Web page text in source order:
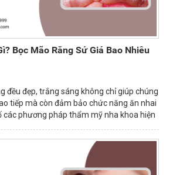
Bọc Mão Răng Sứ Giá Bao Nhiêu
đều đẹp, trắng sáng không chỉ giúp chúng
tiếp mà còn đảm bảo chức năng ăn nhai
các phương pháp thẩm mỹ nha khoa hiện